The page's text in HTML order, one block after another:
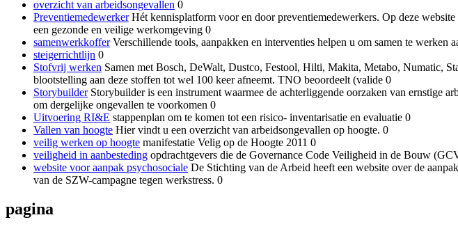
overzicht van arbeidsongevallen 0
PreventiemedewerkerHét kennisplatform voor en door preventiemedewerkers. Op deze
een gezonde en veilige werkomgeving 0
samenwerkkofferVerschillende tools, aanpakken en interventies helpen u om samen te werken
steigerrichtlijn 0
Stofvrij werken Samen met Bosch, DeWalt, Dustco, Festool, Hilti, Makita, Metabo, Numatic,
blootstelling aan deze stoffen tot wel 100 keer afneemt. TNO beoordeelt (valide 0
StorybuilderStorybuilder is een instrument waarmee de achterliggende oorzaken van ernstige
om dergelijke ongevallen te voorkomen 0
Uitvoering RI&E stappenplan om te komen tot een risico- inventarisatie en evaluatie 0
Vallen van hoogte Hier vindt u een overzicht van arbeidsongevallen op hoogte. 0
veilig werken op hoogte manifestatie Velig op de Hoogte 2011 0
veiligheid in aanbesteding opdrachtgevers die de Governance Code Veiligheid in de Bouw
website voor aanpak psychosociale De Stichting van de Arbeid heeft een website over de
van de SZW-campagne tegen werkstress. 0
pagina